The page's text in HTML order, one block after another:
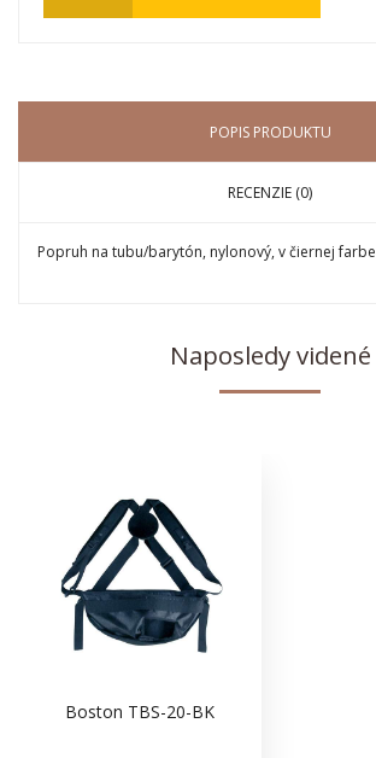
POPIS PRODUKTU
RECENZIE (0)
Popruh na tubu/barytón, nylonový, v čiernej farbe
Naposledy videné
Boston TBS-20-BK